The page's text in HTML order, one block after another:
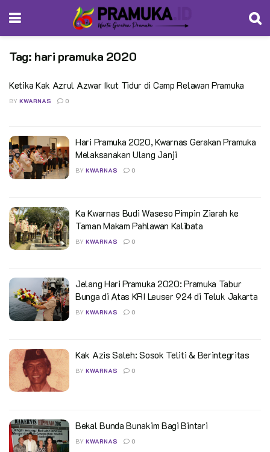
Tag: hari pramuka 2020
Ketika Kak Azrul Azwar Ikut Tidur di Camp Relawan Pramuka
BY KWARNAS 0
Hari Pramuka 2020, Kwarnas Gerakan Pramuka
Melaksanakan Ulang Janji
BY KWARNAS 0
Ka Kwarnas Budi Waseso Pimpin Ziarah ke
Taman Makam Pahlawan Kalibata
BY KWARNAS 0
Jelang Hari Pramuka 2020: Pramuka Tabur
Bunga di Atas KRI Leuser 924 di Teluk Jakarta
BY KWARNAS 0
Kak Azis Saleh: Sosok Teliti & Berintegritas
BY KWARNAS 0
Bekal Bunda Bunakim Bagi Bintari
BY KWARNAS 0